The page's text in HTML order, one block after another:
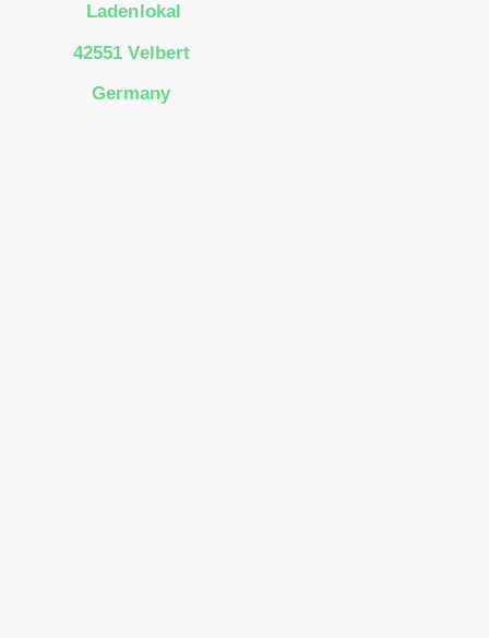
Ladenlokal
42551 Velbert
Germany